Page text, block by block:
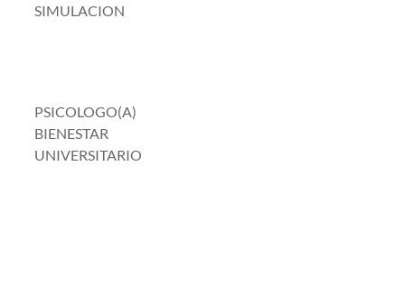
SIMULACION
PSICOLOGO(A)
BIENESTAR
UNIVERSITARIO